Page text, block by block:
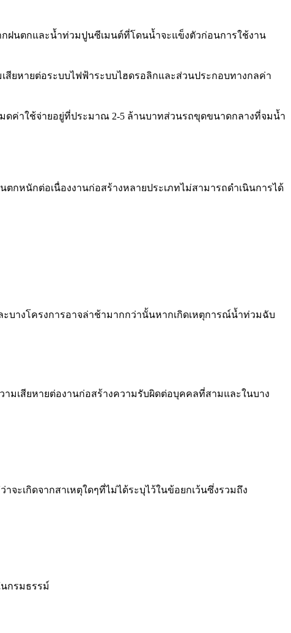
กฝนตกและน้ำท่วมปูนซีเมนต์ที่โดนน้ำจะแข็งตัวก่อนการใช้งาน
สียหายต่อระบบไฟฟ้าระบบไฮดรอลิกและส่วนประกอบทางกลค่า
ดค่าใช้จ่ายอยู่ที่ประมาณ 2-5 ล้านบาทส่วนรถขุดขนาดกลางที่จมน้ำ
กหนักต่อเนื่องงานก่อสร้างหลายประเภทไม่สามารถดำเนินการได้
บางโครงการอาจล่าช้ามากกว่านั้นหากเกิดเหตุการณ์น้ำท่วมฉับ
มเสียหายต่องานก่อสร้างความรับผิดต่อบุคคลที่สามและในบาง
ะเกิดจากสาเหตุใดๆที่ไม่ได้ระบุไว้ในข้อยกเว้นซึ่งรวมถึง
กรมธรรม์